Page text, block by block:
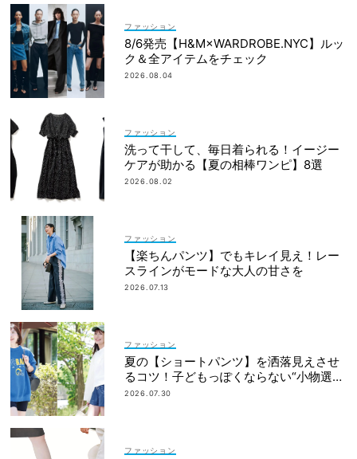
ファッション
8/6発売【H&M×WARDROBE.NYC】ルッ
ク＆全アイテムをチェック
2026.08.04
ファッション
洗って干して、毎日着られる！イージー
ケアが助かる【夏の相棒ワンピ】8選
2026.08.02
ファッション
【楽ちんパンツ】でもキレイ見え！レー
スラインがモードな大人の甘さを
2026.07.13
ファッション
夏の【ショートパンツ】を洒落見えさせ
るコツ！子どもっぽくならない“小物選
び”って？＜関西ママSNAP＞
2026.07.30
ファッション